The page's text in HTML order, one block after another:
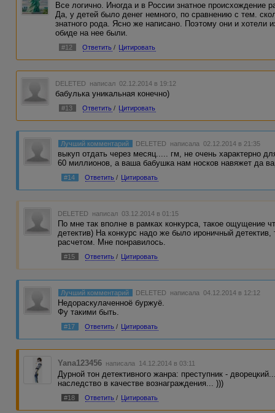
Все логично. Иногда и в России знатное происхождение
Да, у детей было денег немного, по сравнению с тем.
знатного рода. Ясно же написано. Поэтому они и хотели
обиде на нее были.
#12 Ответить / Цитировать
DELETED написал 02.12.2014 в 19:12
бабулька уникальная конечно)
#13 Ответить / Цитировать
Лучший комментарий DELETED написала 02.12.2014 в 21:35
выкуп отдать через месяц..... гм, не очень характерно
60 миллионов, а ваша бабушка нам носков навяжет да
#14 Ответить / Цитировать
DELETED написал 03.12.2014 в 01:15
По мне так вполне в рамках конкурса, такое ощущение
детектив) На конкурс надо же было ироничный
расчетом. Мне понравилось.
#15 Ответить / Цитировать
Лучший комментарий DELETED написала 04.12.2014 в 12:12
Недораскулаченноё буржуё.
Фу такими быть.
#17 Ответить / Цитировать
Yana123456 написала 14.12.2014 в 03:11
Дурной тон детективного жанра: преступник -
наследство в качестве вознаграждения... )))
#18 Ответить / Цитировать